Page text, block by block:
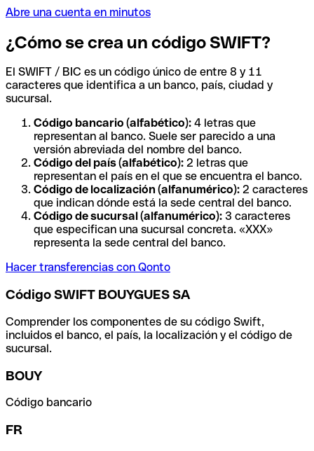
Abre una cuenta en minutos
¿Cómo se crea un código SWIFT?
El SWIFT / BIC es un código único de entre 8 y 11
caracteres que identifica a un banco, país, ciudad y
sucursal.
Código bancario (alfabético): 4 letras que
representan al banco. Suele ser parecido a una
versión abreviada del nombre del banco.
Código del país (alfabético): 2 letras que
representan el país en el que se encuentra el banco.
Código de localización (alfanumérico): 2 caracteres
que indican dónde está la sede central del banco.
Código de sucursal (alfanumérico): 3 caracteres
que especifican una sucursal concreta. «XXX»
representa la sede central del banco.
Hacer transferencias con Qonto
Código SWIFT BOUYGUES SA
Comprender los componentes de su código Swift,
incluidos el banco, el país, la localización y el código de
sucursal.
BOUY
Código bancario
FR